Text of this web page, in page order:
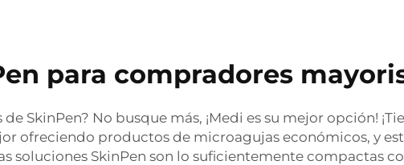
para compradores
SkinPen? No busque más, ¡Medi es su mejor opción!
ofreciendo productos de microagujas económicos, y
soluciones SkinPen son lo suficientemente compactas